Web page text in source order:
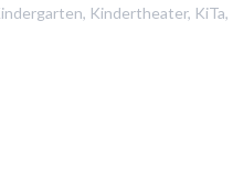
, Kindertheater, KiTa,